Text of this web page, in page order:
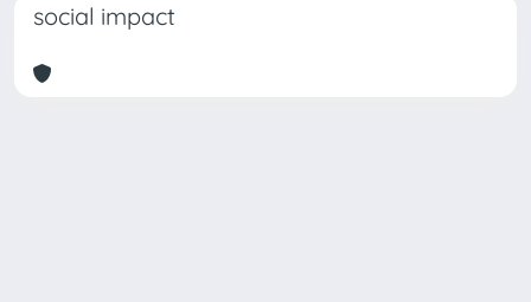
social impact